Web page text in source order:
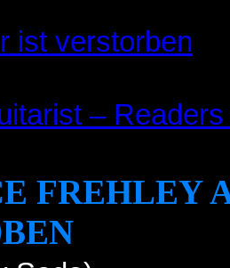
ist verstorben
–
FREHLEY